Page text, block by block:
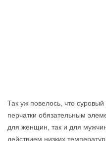
Так уж повелось, что
перчатки обязательным
для женщин, так и для
действием низких